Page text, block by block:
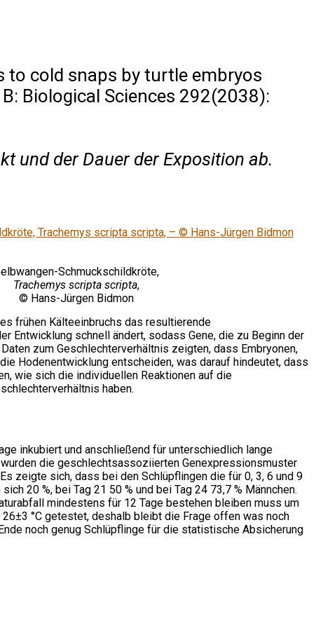
to cold snaps by turtle embryos
Biological Sciences 292(2038):
und der Dauer der Exposition ab.
Schmuckschildkröte,
Trachemys scripta scripta,
© Hans-Jürgen Bidmon
frühen Kälteeinbruchs das resultierende
Entwicklung schnell ändert, sodass Gene, die zu Beginn der
zum Geschlechterverhältnis zeigten, dass Embryonen,
Hodenentwicklung entscheiden, was darauf hindeutet, dass
wie sich die individuellen Reaktionen auf die
haben.
inkubiert und anschließend für unterschiedlich lange
die geschlechtsassoziierten Genexpressionsmuster
zeigte sich, dass bei den Schlüpflingen die für 0, 3, 6 und 9
20 %, bei Tag 21 50 % und bei Tag 24 73,7 % Männchen.
mindestens für 12 Tage bestehen bleiben muss um
°C getestet, deshalb bleibt die Frage offen was noch
noch genug Schlüpflinge für die statistische Absicherung